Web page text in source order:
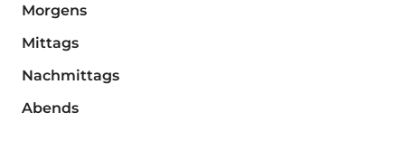
Morgens
Mittags
Nachmittags
Abends